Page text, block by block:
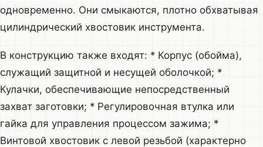
одновременно. Они смыкаются, плотно обхватывая
цилиндрический хвостовик инструмента.
В конструкцию также входят: * Корпус (обойма),
служащий защитной и несущей оболочкой; *
Кулачки, обеспечивающие непосредственный
захват заготовки; * Регулировочная втулка или
гайка для управления процессом зажима; *
Винтовой хвостовик с левой резьбой (характерно